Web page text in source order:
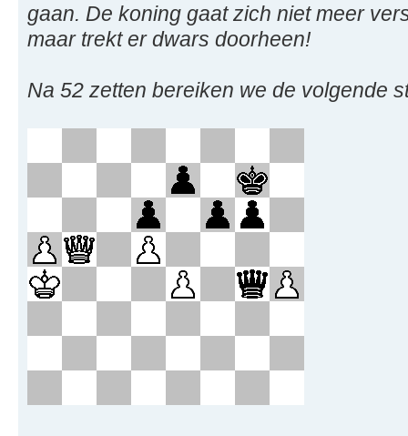
gaan. De koning gaat zich niet meer
maar trekt er dwars doorheen!
Na 52 zetten bereiken we de volgende